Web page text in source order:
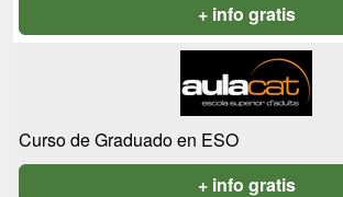
+ info gratis
Curso de Graduado en ESO
+ info gratis